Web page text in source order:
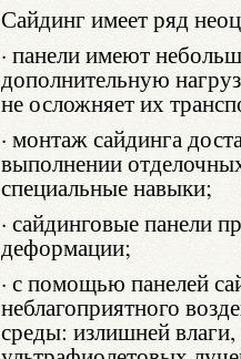
Сайдинг имеет ряд
· панели имеют
дополнительную
не осложняет их
· монтаж сайдинга
выполнении
специальные навыки;
· сайдинговые панели
деформации;
· с помощью панелей
неблагоприятного
среды: излишней